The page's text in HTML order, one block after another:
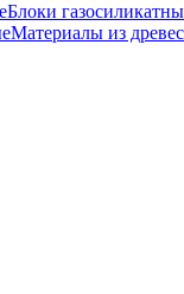
Блоки
Материалы из